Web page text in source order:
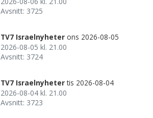
Avsnitt: 3725
TV7 Israelnyheter ons 2026-08-05
2026-08-05 kl. 21.00
Avsnitt: 3724
TV7 Israelnyheter tis 2026-08-04
2026-08-04 kl. 21.00
Avsnitt: 3723